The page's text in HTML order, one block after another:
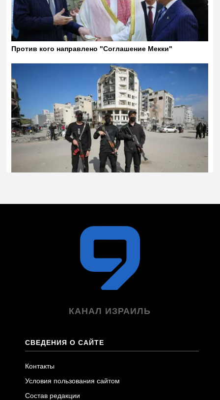
КАНАЛ ИЗРАИЛЬ
СВЕДЕНИЯ О САЙТЕ
Контакты
Условия пользования сайтом
Состав редакции